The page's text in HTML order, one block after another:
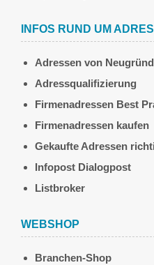
INFOS RUND UM
Adressen von
Adressqualifizierung
Firmenadressen Best
Firmenadressen kaufen
Gekaufte Adressen
Infopost Dialogpost
Listbroker
WEBSHOP
Branchen-Shop